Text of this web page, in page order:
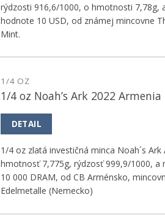
rýdzosti 916,6/1000, o hmotnosti 7,78g,
hodnote 10 USD, od známej mincovne
Mint.
1/4 OZ
1/4 oz Noah’s Ark 2022
DETAIL
1/4 oz zlatá investičná minca Noah´s
hmotnosť 7,775g, rýdzosť 999,9/1000, a
10 000 DRAM, od CB Arménsko,
Edelmetalle (Nemecko)